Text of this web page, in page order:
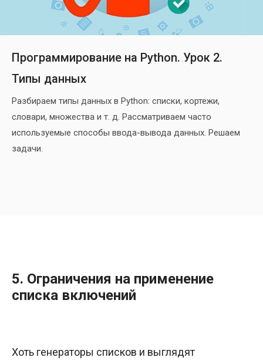
Программирование на Python. Урок 2.
Типы данных
Разбираем типы данных в Python: списки, кортежи,
словари, множества и т. д. Рассматриваем часто
используемые способы ввода-вывода данных. Решаем
задачи.
5. Ограничения на применение
списка включений
Хоть генераторы списков и выглядят